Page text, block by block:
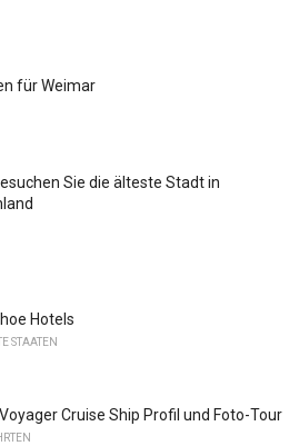
für Weimar
Sie die älteste Stadt in
Hotels
STAATEN
Cruise Ship Profil und Foto-Tour